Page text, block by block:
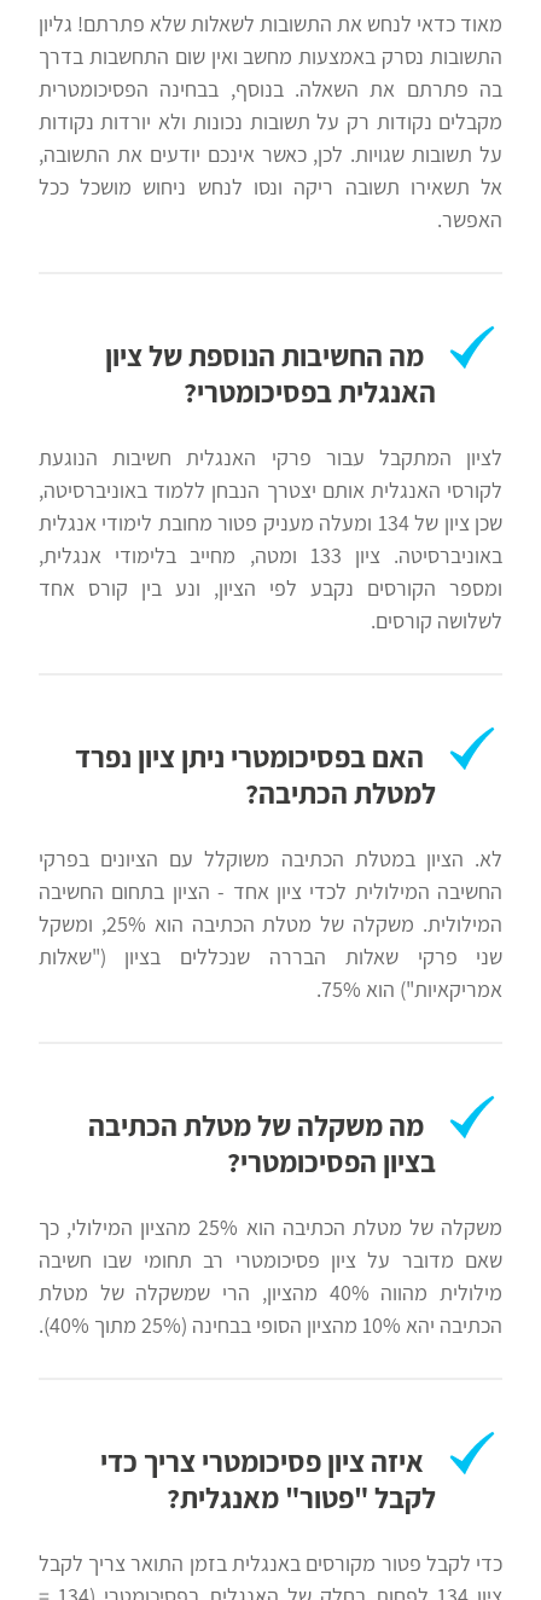
מאוד כדאי לנחש את התשובות לשאלות שלא פתרתם! גליון
התשובות נסרק באמצעות מחשב ואין שום התחשבות בדרך
בה פתרתם את השאלה. בנוסף, בבחינה הפסיכומטרית
מקבלים נקודות רק על תשובות נכונות ולא יורדות נקודות
על תשובות שגויות. לכן, כאשר אינכם יודעים את התשובה,
אל תשאירו תשובה ריקה ונסו לנחש ניחוש מושכל ככל
האפשר.
מה החשיבות הנוספת של ציון
האנגלית בפסיכומטרי?
לציון המתקבל עבור פרקי האנגלית חשיבות הנוגעת
לקורסי האנגלית אותם יצטרך הנבחן ללמוד באוניברסיטה,
שכן ציון של 134 ומעלה מעניק פטור מחובת לימודי אנגלית
באוניברסיטה. ציון 133 ומטה, מחייב בלימודי אנגלית,
ומספר הקורסים נקבע לפי הציון, ונע בין קורס אחד
לשלושה קורסים.
האם בפסיכומטרי ניתן ציון נפרד
למטלת הכתיבה?
לא. הציון במטלת הכתיבה משוקלל עם הציונים בפרקי
החשיבה המילולית לכדי ציון אחד - הציון בתחום החשיבה
המילולית. משקלה של מטלת הכתיבה הוא 25%, ומשקל
שני פרקי שאלות הבררה שנכללים בציון ("שאלות
אמריקאיות") הוא 75%.
מה משקלה של מטלת הכתיבה
בציון הפסיכומטרי?
משקלה של מטלת הכתיבה הוא 25% מהציון המילולי, כך
שאם מדובר על ציון פסיכומטרי רב תחומי שבו חשיבה
מילולית מהווה 40% מהציון, הרי שמשקלה של מטלת
הכתיבה יהא 10% מהציון הסופי בבחינה (25% מתוך 40%).
איזה ציון פסיכומטרי צריך כדי
לקבל "פטור" מאנגלית?
כדי לקבל פטור מקורסים באנגלית בזמן התואר צריך לקבל